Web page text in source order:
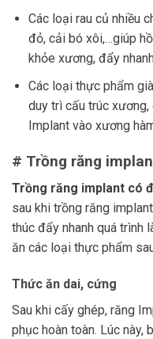
Các loại rau củ nhiều
đỏ, cải bó xôi,…giúp
khỏe xương, đẩy
Các loại thực phẩm
duy trì cấu trúc xương,
Implant vào xương
# Trồng răng
Trồng răng implant có
sau khi trồng răng
thúc đẩy nhanh quá trình
ăn các loại thực phẩm
Thức ăn dai, cứng
Sau khi cấy ghép, răng
phục hoàn toàn. Lúc này,